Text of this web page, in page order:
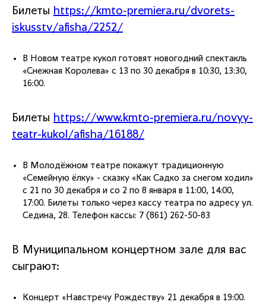
Билеты https://kmto-premiera.ru/dvorets-
iskusstv/afisha/2252/
В Новом театре кукол готовят новогодний спектакль
«Снежная Королева» с 13 по 30 декабря в 10:30, 13:30,
16:00.
Билеты https://www.kmto-premiera.ru/novyy-
teatr-kukol/afisha/16188/
В Молодёжном театре покажут традиционную
«Семейную ёлку» - сказку «Как Садко за снегом ходил»
с 21 по 30 декабря и со 2 по 8 января в 11:00, 14:00,
17:00. Билеты только через кассу театра по адресу ул.
Седина, 28. Телефон кассы: 7 (861) 262-50-83
В Муниципальном концертном зале для вас
сыграют:
Концерт «Навстречу Рождеству» 21 декабря в 19:00.